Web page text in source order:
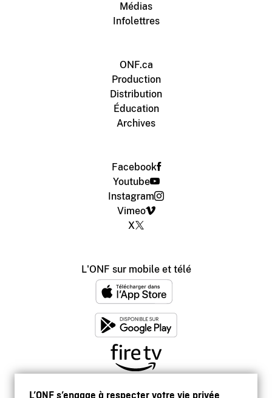
L’ONF s’engage à respecter votre vie privée
Médias
Infolettres
ONF.ca
Production
Distribution
Éducation
Archives
Facebook
Youtube
Instagram
Vimeo
X
L'ONF sur mobile et télé